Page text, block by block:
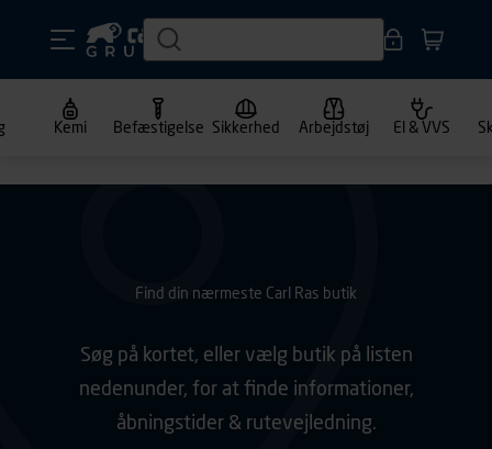
Kemi Befæstigelse Sikkerhed Arbejdstøj El & VVS
Find din nærmeste Carl Ras butik
Søg på kortet, eller vælg butik på listen
nedenunder, for at finde informationer,
åbningstider & rutevejledning.